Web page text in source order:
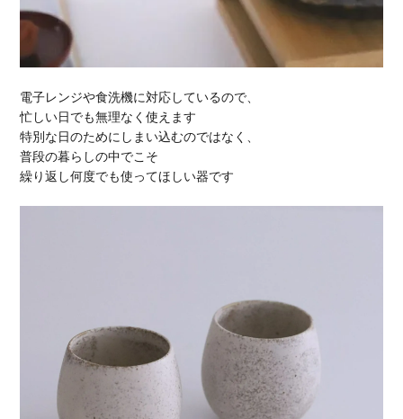
電子レンジや食洗機に対応しているので、
忙しい日でも無理なく使えます
特別な日のためにしまい込むのではなく、
普段の暮らしの中でこそ
繰り返し何度でも使ってほしい器です